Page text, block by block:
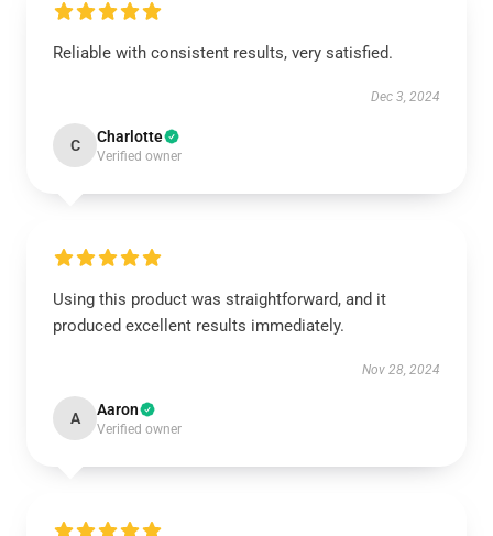
Reliable with consistent results, very satisfied.
Dec 3, 2024
C Charlotte
Verified owner
Using this product was straightforward, and it
produced excellent results immediately.
Nov 28, 2024
A Aaron
Verified owner